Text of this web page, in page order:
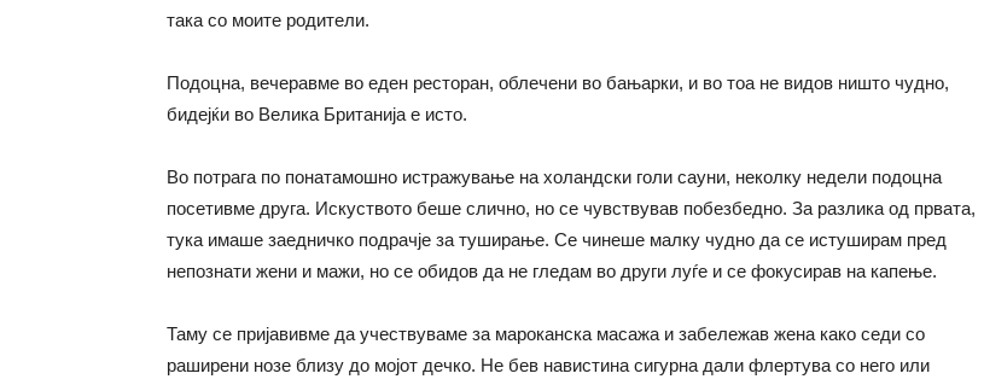
така со моите родители.
Подоцна, вечеравме во еден ресторан, облечени во бањарки, и во тоа не видов ништо чудно,
бидејќи во Велика Британија е исто.
Во потрага по понатамошно истражување на холандски голи сауни, неколку недели подоцна
посетивме друга. Искуството беше слично, но се чувствував побезбедно. За разлика од првата,
тука имаше заедничко подрачје за туширање. Се чинеше малку чудно да се истуширам пред
непознати жени и мажи, но се обидов да не гледам во други луѓе и се фокусирав на капење.
Таму се пријавивме да учествуваме за мароканска масажа и забележав жена како седи со
раширени нозе близу до мојот дечко. Не бев навистина сигурна дали флертува со него или